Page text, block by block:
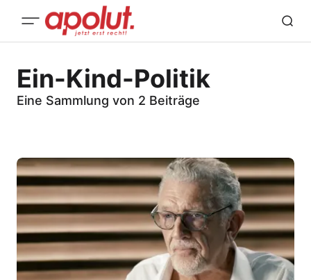
Ein-Kind-Politik
Eine Sammlung von 2 Beiträge